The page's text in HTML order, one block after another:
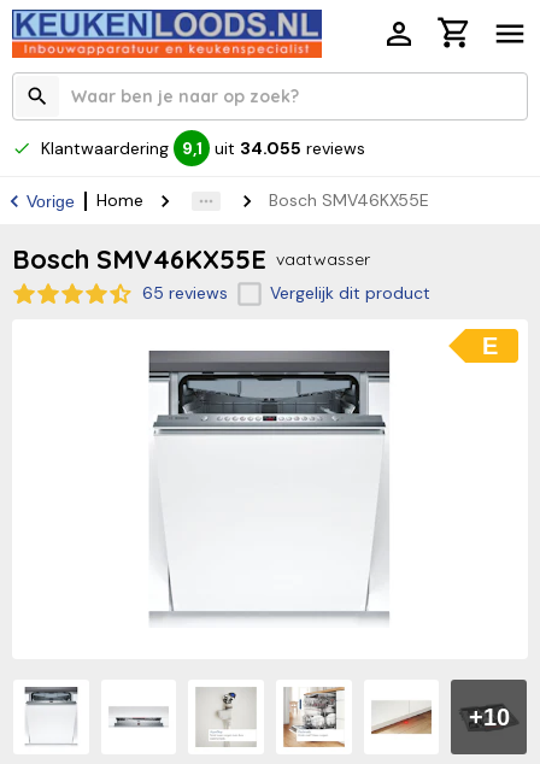
Klantwaardering 9,1 uit 34.055 reviews
Vorige Home Bosch SMV46KX55E
Bosch SMV46KX55E vaatwasser
65 reviews
Vergelijk dit product
+10
E